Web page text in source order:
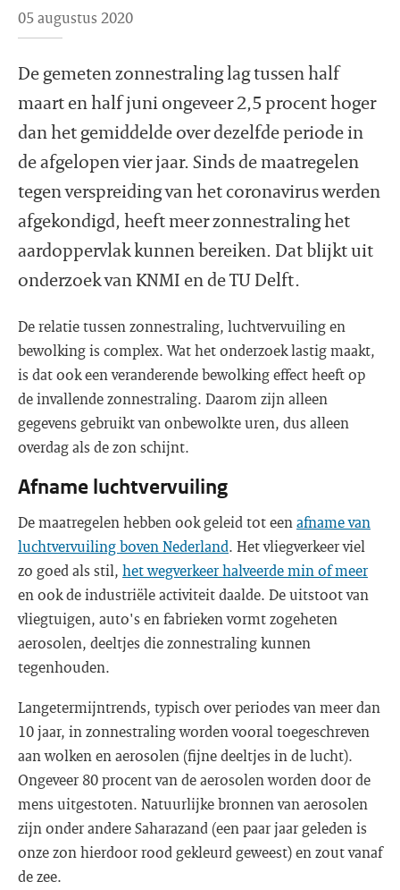
05 augustus 2020
De gemeten zonnestraling lag tussen half
maart en half juni ongeveer 2,5 procent hoger
dan het gemiddelde over dezelfde periode in
de afgelopen vier jaar. Sinds de maatregelen
tegen verspreiding van het coronavirus werden
afgekondigd, heeft meer zonnestraling het
aardoppervlak kunnen bereiken. Dat blijkt uit
onderzoek van KNMI en de TU Delft.
De relatie tussen zonnestraling, luchtvervuiling en
bewolking is complex. Wat het onderzoek lastig maakt,
is dat ook een veranderende bewolking effect heeft op
de invallende zonnestraling. Daarom zijn alleen
gegevens gebruikt van onbewolkte uren, dus alleen
overdag als de zon schijnt.
Afname luchtvervuiling
De maatregelen hebben ook geleid tot een afname van
luchtvervuiling boven Nederland. Het vliegverkeer viel
zo goed als stil, het wegverkeer halveerde min of meer
en ook de industriële activiteit daalde. De uitstoot van
vliegtuigen, auto's en fabrieken vormt zogeheten
aerosolen, deeltjes die zonnestraling kunnen
tegenhouden.
Langetermijntrends, typisch over periodes van meer dan
10 jaar, in zonnestraling worden vooral toegeschreven
aan wolken en aerosolen (fijne deeltjes in de lucht).
Ongeveer 80 procent van de aerosolen worden door de
mens uitgestoten. Natuurlijke bronnen van aerosolen
zijn onder andere Saharazand (een paar jaar geleden is
onze zon hierdoor rood gekleurd geweest) en zout vanaf
de zee.